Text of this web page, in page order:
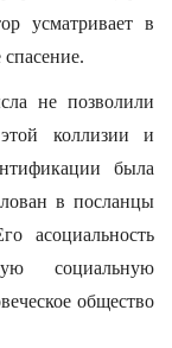
усматривает в
не позволили
коллизии и
была
в посланцы
асоциальность
социальную
общество